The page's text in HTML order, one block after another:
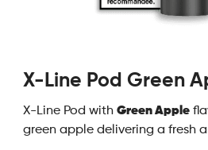
X-Line Pod Green
X-Line Pod with Green Apple
green apple delivering a fresh